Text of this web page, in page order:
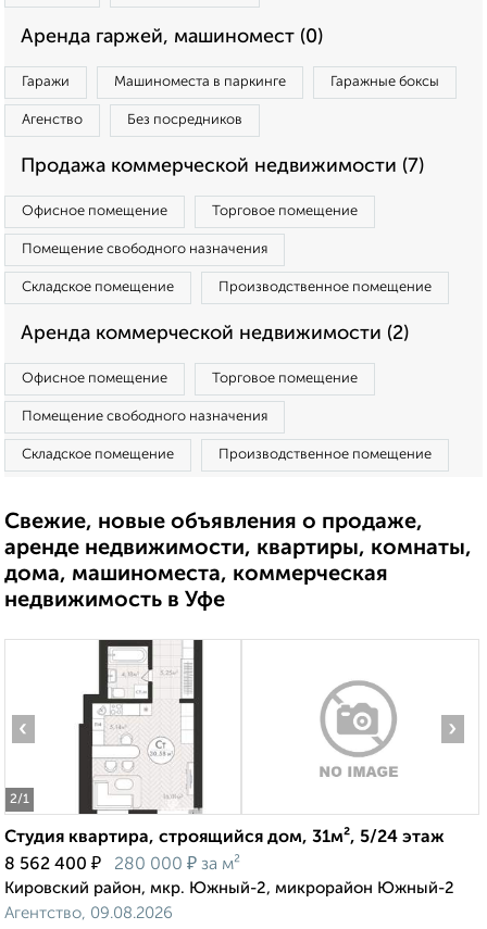
Аренда гаржей, машиномест (0)
Гаражи Машиноместа в паркинге Гаражные боксы
Агенство Без посредников
Продажа коммерческой недвижимости (7)
Офисное помещение Торговое помещение
Помещение свободного назначения
Складское помещение Производственное помещение
Аренда коммерческой недвижимости (2)
Офисное помещение Торговое помещение
Помещение свободного назначения
Складское помещение Производственное помещение
Свежие, новые объявления о продаже,
аренде недвижимости, квартиры, комнаты,
дома, машиноместа, коммерческая
недвижимость в Уфе
2/1
‹ ›
Студия квартира, строящийся дом, 31м², 5/24 этаж
8 562 400 ₽ 280 000 ₽ за м²
Кировский район, мкр. Южный-2, микрорайон Южный-2
Агентство, 09.08.2026